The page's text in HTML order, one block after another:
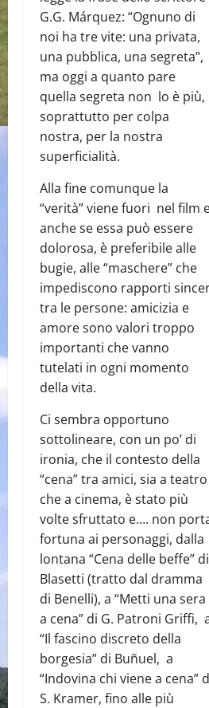
G.G. Márquez: “Ognuno di
noi ha tre vite: una privata,
una pubblica, una segreta”,
ma oggi a quanto pare
quella segreta non lo è più,
soprattutto per colpa
nostra, per la nostra
superficialità.
Alla fine comunque la
“verità” viene fuori nel film
anche se essa può essere
dolorosa, è preferibile alle
bugie, alle “maschere” che
impediscono rapporti
tra le persone: amicizia e
amore sono valori troppo
importanti che vanno
tutelati in ogni momento
della vita.
Ci sembra opportuno
sottolineare, con un po’ di
ironia, che il contesto della
“cena” tra amici, sia a teatro
che a cinema, è stato più
volte sfruttato e…. non
fortuna ai personaggi, dalla
lontana “Cena delle beffe” di
Blasetti (tratto dal dramma
di Benelli), a “Metti una sera
a cena” di G. Patroni Griffi,
“Il fascino discreto della
borgesia” di Buñuel, a
“Indovina chi viene a cena”
S. Kramer, fino alle più